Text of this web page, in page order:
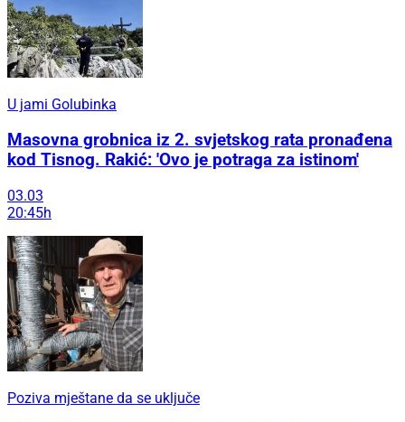
U jami Golubinka
Masovna grobnica iz 2. svjetskog rata pronađena
kod Tisnog. Rakić: 'Ovo je potraga za istinom'
03.03
20:45h
Poziva mještane da se uključe